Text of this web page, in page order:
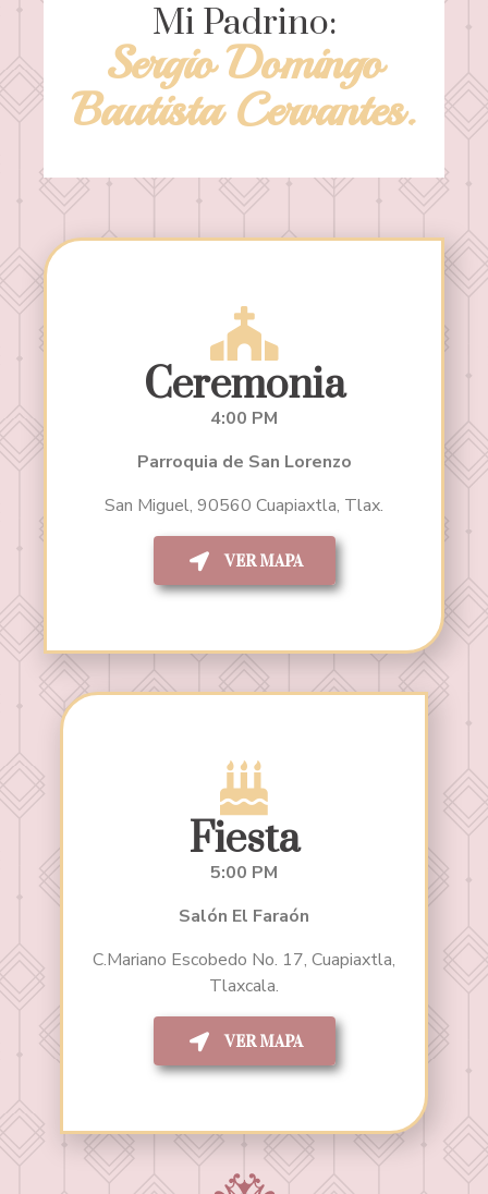
Mi Padrino:
Sergio Domingo
Bautista Cervantes.
Ceremonia
4:00 PM
Parroquia de San Lorenzo
San Miguel, 90560 Cuapiaxtla, Tlax.
VER MAPA
Fiesta
5:00 PM
Salón El Faraón
C.Mariano Escobedo No. 17, Cuapiaxtla,
Tlaxcala.
VER MAPA